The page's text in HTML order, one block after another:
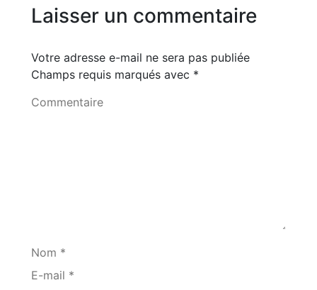
Laisser un commentaire
Votre adresse e-mail ne sera pas publiée
Champs requis marqués avec *
Commentaire
Nom *
E-mail *